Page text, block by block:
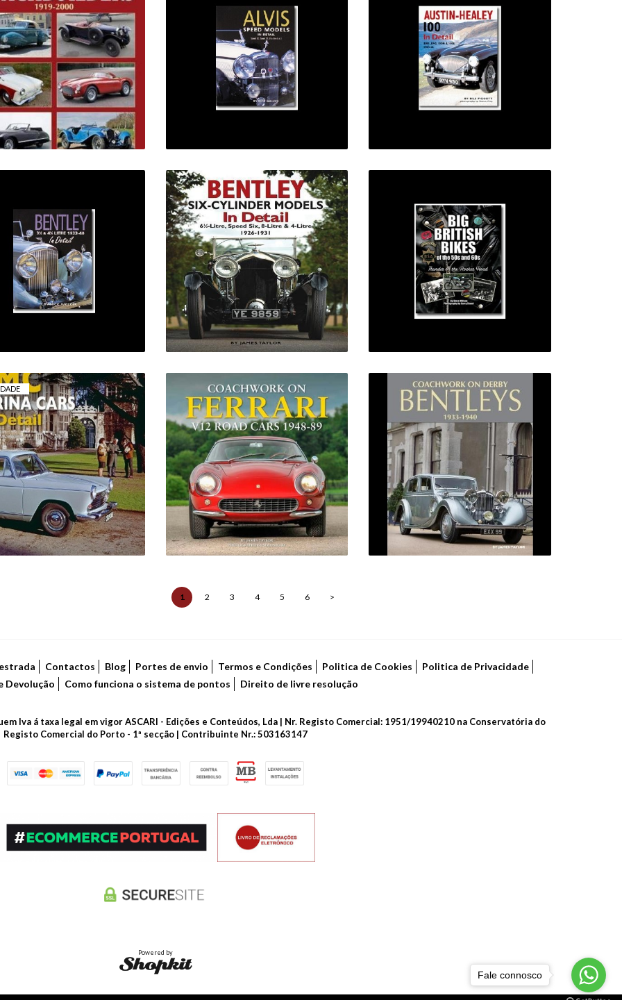
A-Z EUROPEAN
COACHBUILDERS
1919-2000
52,00 €
ALVIS SPEED MODELS
IN DETAIL
62,00 €
AUSTIN HEALEY 100 IN
DETAIL 1953-56
61,00 €
BENTLEY 3½ & 4¼
IN DETAIL 1933-
40
64,00 €
BENTLEY SIX-
CYLINDER MODELS IN
DETAIL
BIG BRITISH BIKES OF
THE 50S AND 60S
44,00 €
FARINA CARS IN
DETAIL
63,00 €
COACHWORK ON
FERRARI V12 ROAD
CARS, 1948-89
46,00 €
COACHWORK ON
VINTAGE BENTLEYS,
1921-31
52,00 €
1 2 3 4 5 6 >
Contactos Blog Portes de envio Termos e Condições Politica de Cookies
Politica de Privacidade
Devolução
Como funciona o sistema de pontos Direito de livre resolução
Iva á taxa legal em vigor ASCARI - Edições e Conteúdos, Lda | Nr. Registo Comercial: 1951/19940210 na Conservatória do
Registo Comercial do Porto - 1ª secção | Contribuinte Nr.: 503163147
Powered by
Fale connosco